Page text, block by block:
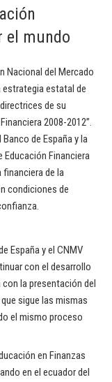
el mundo
Nacional del Mercado
estrategia estatal de
de su
2008-2012”.
de España y la
Educación Financiera
financiera de la
condiciones de
España y el CNMV
con el desarrollo
la presentación del
sigue las mismas
el mismo proceso
en Finanzas
en el ecuador del